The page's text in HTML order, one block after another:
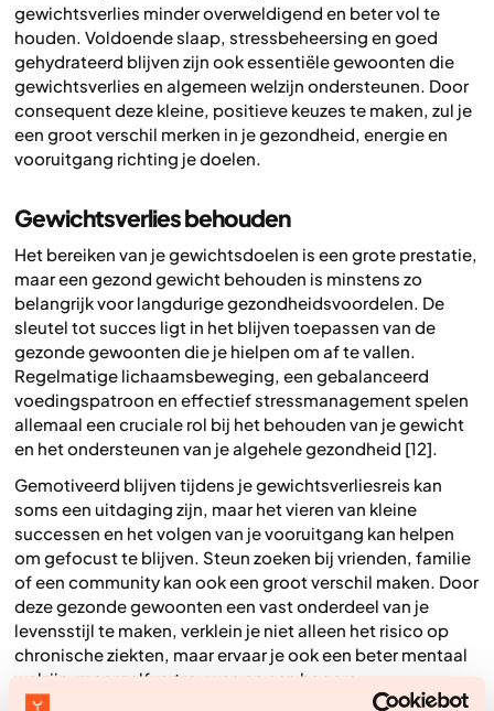
gewichtsverlies minder overweldigend en beter vol te
houden. Voldoende slaap, stressbeheersing en goed
gehydrateerd blijven zijn ook essentiële gewoonten die
gewichtsverlies en algemeen welzijn ondersteunen. Door
consequent deze kleine, positieve keuzes te maken, zul je
een groot verschil merken in je gezondheid, energie en
vooruitgang richting je doelen.
Gewichtsverlies behouden
Het bereiken van je gewichtsdoelen is een grote prestatie,
maar een gezond gewicht behouden is minstens zo
belangrijk voor langdurige gezondheidsvoordelen. De
sleutel tot succes ligt in het blijven toepassen van de
gezonde gewoonten die je hielpen om af te vallen.
Regelmatige lichaamsbeweging, een gebalanceerd
voedingspatroon en effectief stressmanagement spelen
allemaal een cruciale rol bij het behouden van je gewicht
en het ondersteunen van je algehele gezondheid [12].
Gemotiveerd blijven tijdens je gewichtsverliesreis kan
soms een uitdaging zijn, maar het vieren van kleine
successen en het volgen van je vooruitgang kan helpen
om gefocust te blijven. Steun zoeken bij vrienden, familie
of een community kan ook een groot verschil maken. Door
deze gezonde gewoonten een vast onderdeel van je
levensstijl te maken, verklein je niet alleen het risico op
chronische ziekten, maar ervaar je ook een beter mentaal
welzijn, meer zelfvertrouwen en een hogere
levenskwaliteit [1,4].